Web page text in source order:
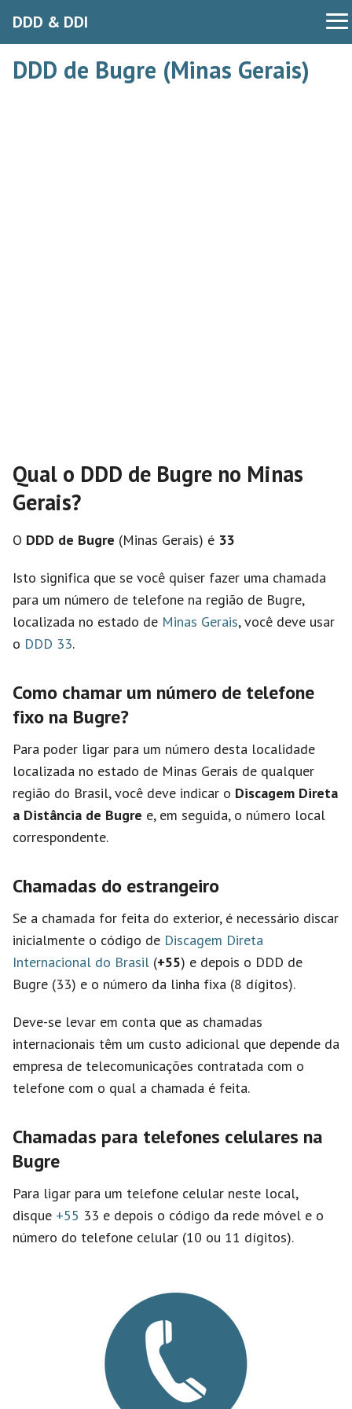
DDD & DDI
DDD de Bugre (Minas Gerais)
Qual o DDD de Bugre no Minas
Gerais?
O DDD de Bugre (Minas Gerais) é 33
Isto significa que se você quiser fazer uma chamada
para um número de telefone na região de Bugre,
localizada no estado de Minas Gerais, você deve usar
o DDD 33.
Como chamar um número de telefone
fixo na Bugre?
Para poder ligar para um número desta localidade
localizada no estado de Minas Gerais de qualquer
região do Brasil, você deve indicar o Discagem Direta
a Distância de Bugre e, em seguida, o número local
correspondente.
Chamadas do estrangeiro
Se a chamada for feita do exterior, é necessário discar
inicialmente o código de Discagem Direta
Internacional do Brasil (+55) e depois o DDD de
Bugre (33) e o número da linha fixa (8 dígitos).
Deve-se levar em conta que as chamadas
internacionais têm um custo adicional que depende da
empresa de telecomunicações contratada com o
telefone com o qual a chamada é feita.
Chamadas para telefones celulares na
Bugre
Para ligar para um telefone celular neste local,
disque +55 33 e depois o código da rede móvel e o
número do telefone celular (10 ou 11 dígitos).